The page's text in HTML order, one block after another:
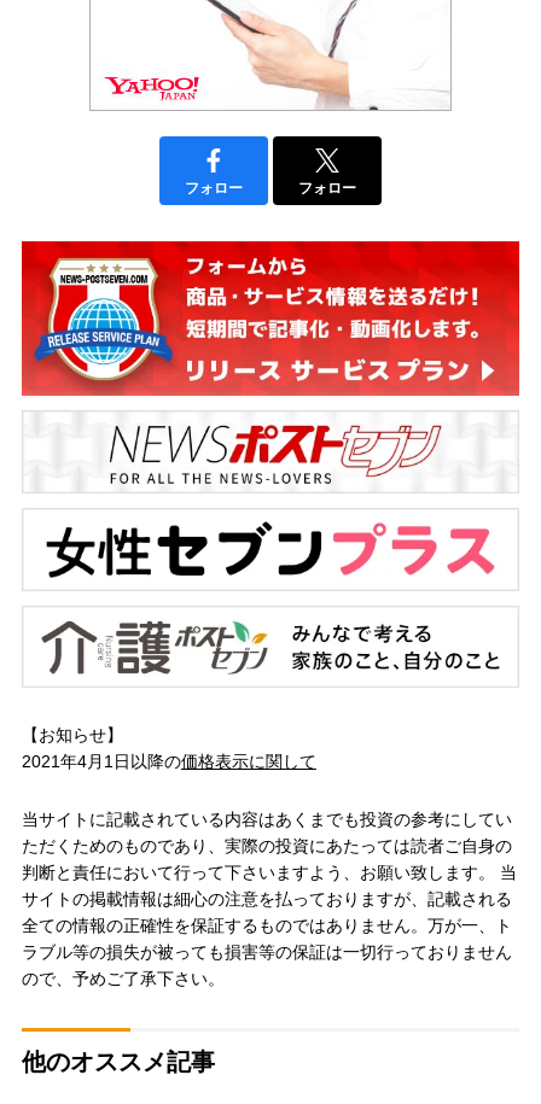
フォロー フォロー
【お知らせ】
2021年4月1日以降の価格表示に関して
当サイトに記載されている内容はあくまでも投資の参考にしてい
ただくためのものであり、実際の投資にあたっては読者ご自身の
判断と責任において行って下さいますよう、お願い致します。 当
サイトの掲載情報は細心の注意を払っておりますが、記載される
全ての情報の正確性を保証するものではありません。万が一、ト
ラブル等の損失が被っても損害等の保証は一切行っておりません
ので、予めご了承下さい。
他のオススメ記事